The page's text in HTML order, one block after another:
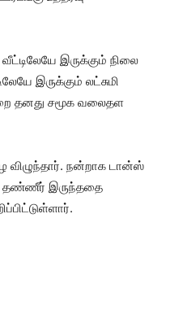
இருக்கும் நிலை
இருக்கும் லட்சுமி
தனது சமூக வலைதள
விழுந்தார். நன்றாக டான்ஸ்
தண்ணீர் இருந்ததை